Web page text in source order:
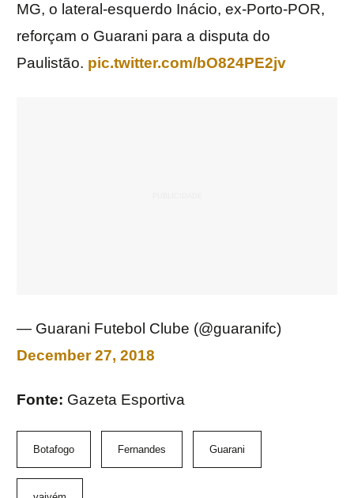
MG, o lateral-esquerdo Inácio, ex-Porto-POR,
reforçam o Guarani para a disputa do
Paulistão. pic.twitter.com/bO824PE2jv
— Guarani Futebol Clube (@guaranifc)
December 27, 2018
Fonte: Gazeta Esportiva
Botafogo Fernandes Guarani